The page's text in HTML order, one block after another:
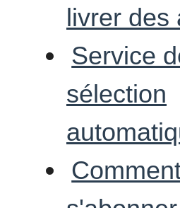
livrer des
Service
sélection